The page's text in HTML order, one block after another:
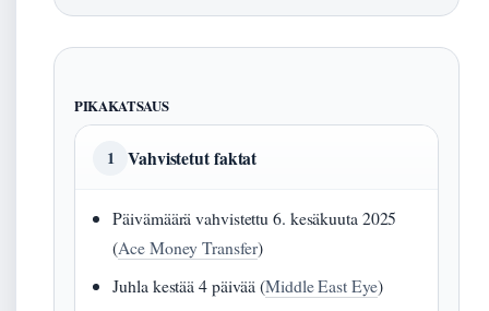
PIKAKATSAUS
1 Vahvistetut faktat
Päivämäärä vahvistettu 6. kesäkuuta 2025
(Ace Money Transfer)
Juhla kestää 4 päivää (Middle East Eye)